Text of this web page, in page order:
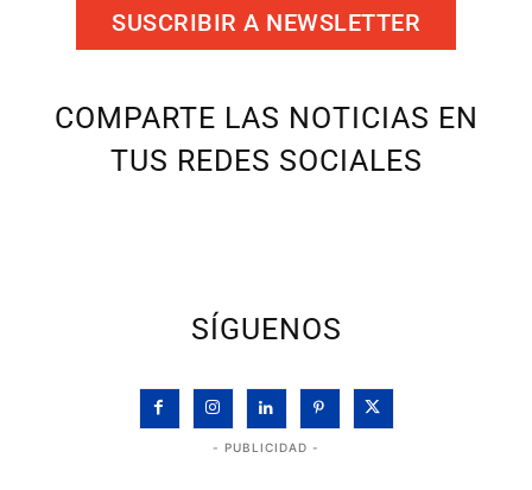
SUSCRIBIR A NEWSLETTER
COMPARTE LAS NOTICIAS EN
TUS REDES SOCIALES
SÍGUENOS
- PUBLICIDAD -